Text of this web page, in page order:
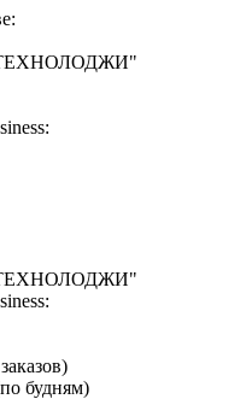
будням)